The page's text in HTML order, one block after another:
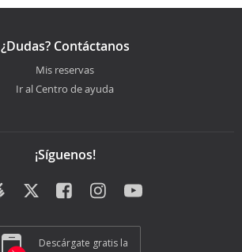
¿Dudas? Contáctanos
Mis reservas
Ir al Centro de ayuda
¡Síguenos!
Descárgate gratis la